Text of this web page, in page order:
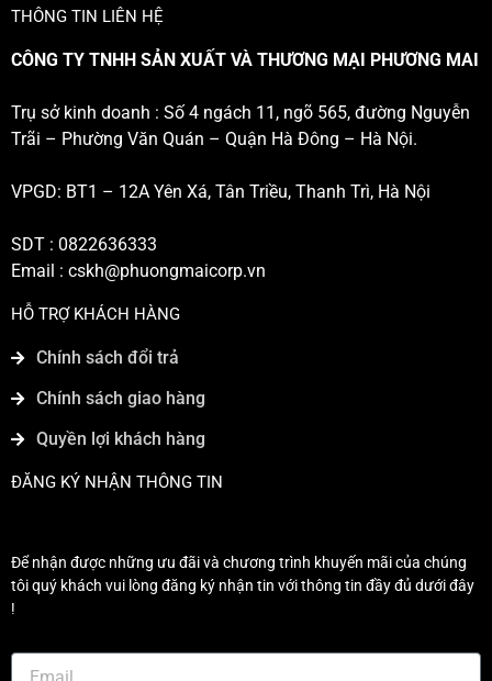
THÔNG TIN LIÊN HỆ
CÔNG TY TNHH SẢN XUẤT VÀ THƯƠNG MẠI PHƯƠNG MAI
Trụ sở kinh doanh : Số 4 ngách 11, ngõ 565, đường Nguyễn
Trãi – Phường Văn Quán – Quận Hà Đông – Hà Nội.
VPGD: BT1 – 12A Yên Xá, Tân Triều, Thanh Trì, Hà Nội
SDT : 0822636333
Email : cskh@phuongmaicorp.vn
HỖ TRỢ KHÁCH HÀNG
Chính sách đổi trả
Chính sách giao hàng
Quyền lợi khách hàng
ĐĂNG KÝ NHẬN THÔNG TIN
Để nhận được những ưu đãi và chương trình khuyến mãi của chúng
tôi quý khách vui lòng đăng ký nhận tin với thông tin đầy đủ dưới đây
!